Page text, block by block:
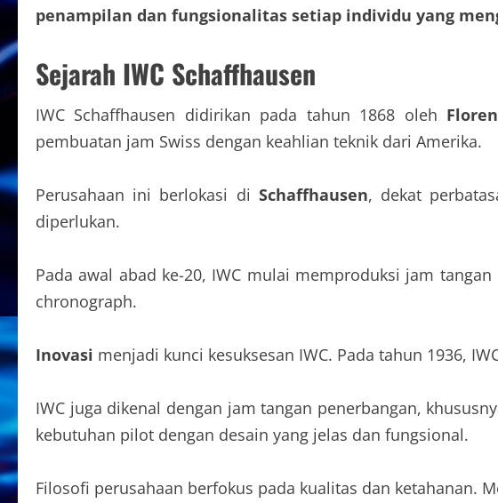
penampilan dan fungsionalitas setiap individu yang
Sejarah IWC Schaffhausen
IWC Schaffhausen didirikan pada tahun 1868 oleh
pembuatan jam Swiss dengan keahlian teknik dari Amerika.
Perusahaan ini berlokasi di Schaffhausen, dekat
diperlukan.
Pada awal abad ke-20, IWC mulai memproduksi jam
chronograph.
Inovasi menjadi kunci kesuksesan IWC. Pada tahun 1936,
IWC juga dikenal dengan jam tangan penerbangan,
kebutuhan pilot dengan desain yang jelas dan fungsional.
Filosofi perusahaan berfokus pada kualitas dan ketahanan.